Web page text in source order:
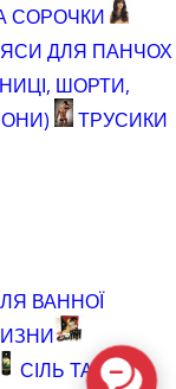
СОРОЧКИ
ДЛЯ ПАНЧОХ
ШОРТИ,
ТРУСИКИ
ВАННОЇ
СІЛЬ ТА ПІНА